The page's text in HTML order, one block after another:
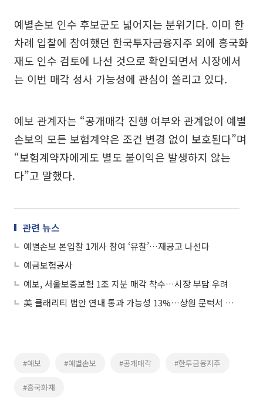
예별손보 인수 후보군도 넓어지는 분위기다. 이미 한
차례 입찰에 참여했던 한국투자금융지주 외에 흥국화
재도 인수 검토에 나선 것으로 확인되면서 시장에서
는 이번 매각 성사 가능성에 관심이 쏠리고 있다.
예보 관계자는 “공개매각 진행 여부와 관계없이 예별
손보의 모든 보험계약은 조건 변경 없이 보호된다”며
“보험계약자에게도 별도 불이익은 발생하지 않는
다”고 말했다.
관련 뉴스
예별손보 본입찰 1개사 참여 ‘유찰’…재공고 나선다
예금보험공사
예보, 서울보증보험 1조 지분 매각 착수…시장 부담 우려
美 클래리티 법안 연내 통과 가능성 13%…상원 문턱서 제동
#예보 #예별손보 #공개매각 #한투금융지주
#흥국화재